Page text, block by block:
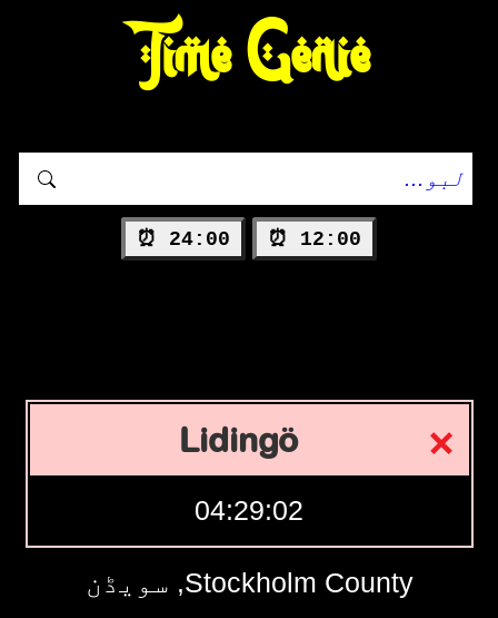
Time Genie
12:00 ⏰
24:00 ⏰
Lidingö
04:29:03
Stockholm County, سویڈن